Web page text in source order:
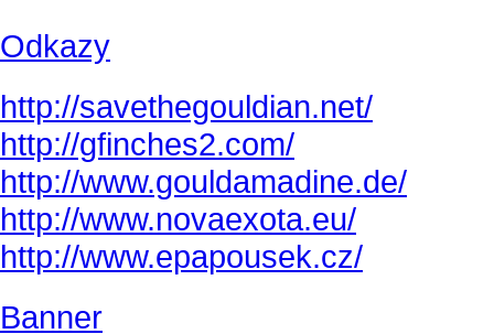
Odkazy
http://savethegouldian.net/
http://gfinches2.com/
http://www.gouldamadine.de/
http://www.novaexota.eu/
http://www.epapousek.cz/
Banner